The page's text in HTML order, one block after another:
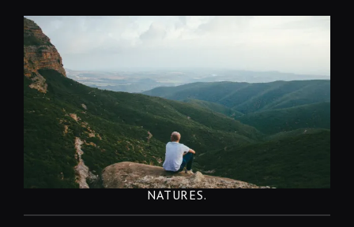
NATURES.